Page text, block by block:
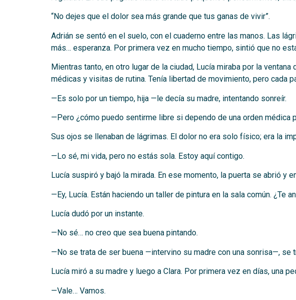
“No dejes que el dolor sea más grande que tus ganas de vivir”.
Adrián se sentó en el suelo, con el cuaderno entre las manos. Las
más… esperanza. Por primera vez en mucho tiempo, sintió que no
Mientras tanto, en otro lugar de la ciudad, Lucía miraba por la
médicas y visitas de rutina. Tenía libertad de movimiento, pero cada
—Es solo por un tiempo, hija —le decía su madre, intentando sonreír.
—Pero ¿cómo puedo sentirme libre si dependo de una orden médica
Sus ojos se llenaban de lágrimas. El dolor no era solo físico; era la
—Lo sé, mi vida, pero no estás sola. Estoy aquí contigo.
Lucía suspiró y bajó la mirada. En ese momento, la puerta se abrió y
—Ey, Lucía. Están haciendo un taller de pintura en la sala común. ¿Te
Lucía dudó por un instante.
—No sé… no creo que sea buena pintando.
—No se trata de ser buena —intervino su madre con una sonrisa—, se
Lucía miró a su madre y luego a Clara. Por primera vez en días, una
—Vale… Vamos.